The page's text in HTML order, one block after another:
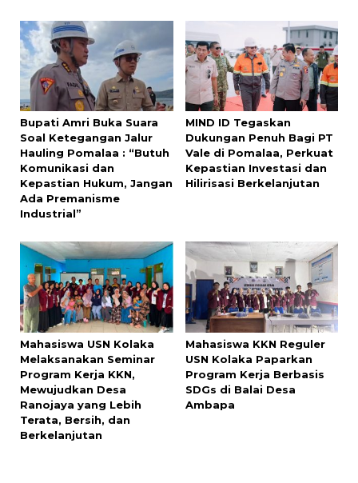
Bupati Amri Buka Suara
Soal Ketegangan Jalur
Hauling Pomalaa : “Butuh
Komunikasi dan
Kepastian Hukum, Jangan
Ada Premanisme
Industrial”
MIND ID Tegaskan
Dukungan Penuh Bagi PT
Vale di Pomalaa, Perkuat
Kepastian Investasi dan
Hilirisasi Berkelanjutan
Mahasiswa USN Kolaka
Melaksanakan Seminar
Program Kerja KKN,
Mewujudkan Desa
Ranojaya yang Lebih
Terata, Bersih, dan
Berkelanjutan
Mahasiswa KKN Reguler
USN Kolaka Paparkan
Program Kerja Berbasis
SDGs di Balai Desa
Ambapa